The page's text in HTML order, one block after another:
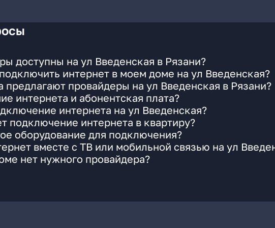
доступны на ул Введенская в Рязани?
интернет в моем доме на ул Введенская?
предлагают провайдеры на ул Введенская в Рязани?
интернета и абонентская плата?
интернета на ул Введенская?
подключение интернета в квартиру?
оборудование для подключения?
вместе с ТВ или мобильной связью на ул
нет нужного провайдера?